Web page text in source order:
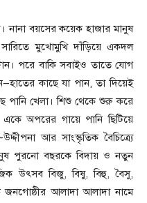
বয়সের কয়েক হাজার মানুষ
মুখোমুখি দাঁড়িয়ে একদল
পরে বাকি সবাইও তাতে যোগ
কাছে যা পান, তা দিয়েই
খেলা। শিশু থেকে শুরু করে
অপরের গায়ে পানি ছিটিয়ে
আর সাংস্কৃতিক বৈচিত্র্যে
পুরনো বছরকে বিদায় ও নতুন
উৎসব বিজু, বিষু, বিহু, বৈসু,
জনগোষ্ঠীর আলাদা আলাদা নামে